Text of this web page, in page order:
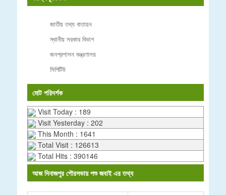
জাতীয় তথ্য বাতায়ন
স্থানীয় সরকার বিভাগ
জনপ্রশাসন মন্ত্রণালয়
সিপিটিউ
মোট পরিদর্শক
Visit Today : 189
Visit Yesterday : 202
This Month : 1641
Total Visit : 126613
Total Hits : 390146
আজ দিনাজপুর পৌরসভায় পশু জবাই এর তথ্য